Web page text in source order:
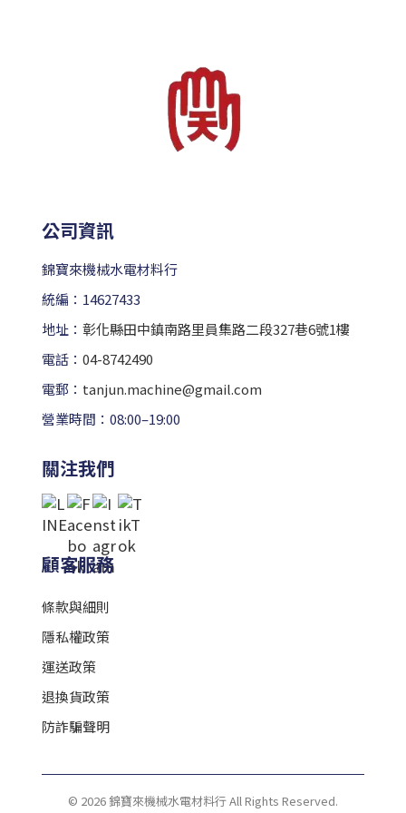
公司資訊
錦寶來機械水電材料行
統編：14627433
地址： 彰化縣田中鎮南路里員集路二段327巷6號1樓
電話： 04-8742490
電郵： tanjun.machine@gmail.com
營業時間：08:00–19:00
關注我們
顧客服務
條款與細則
隱私權政策
運送政策
退換貨政策
防詐騙聲明
© 2026 錦寶來機械水電材料行 All Rights Reserved.